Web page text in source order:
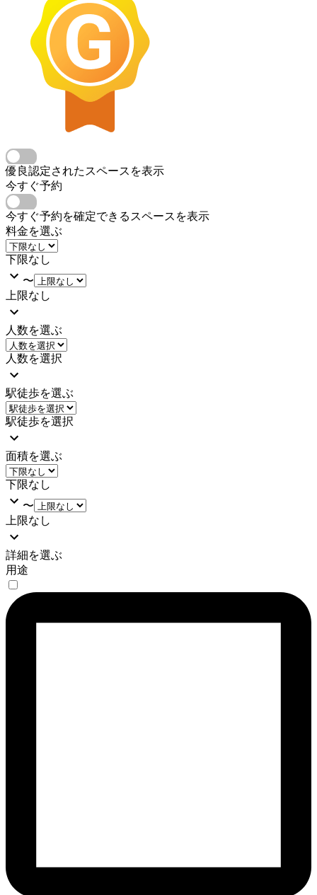
優良認定されたスペースを表示
今すぐ予約
今すぐ予約を確定できるスペースを表示
料金を選ぶ
下限なし
〜
上限なし
人数を選ぶ
人数を選択
駅徒歩を選ぶ
駅徒歩を選択
面積を選ぶ
下限なし
〜
上限なし
詳細を選ぶ
用途